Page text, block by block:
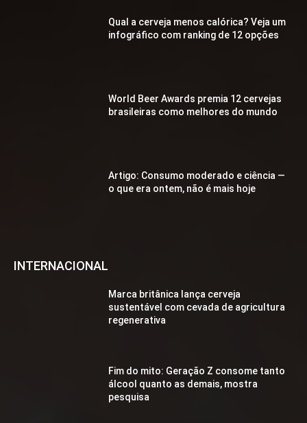
Qual a cerveja menos calórica? Veja um
infográfico com ranking de 12 opções
World Beer Awards premia 12 cervejas
brasileiras como melhores do mundo
Artigo: Consumo moderado e ciência —
o que era ontem, não é mais hoje
INTERNACIONAL
Marca britânica lança cerveja
sustentável com cevada de agricultura
regenerativa
Fim do mito: Geração Z consome tanto
álcool quanto as demais, mostra
pesquisa